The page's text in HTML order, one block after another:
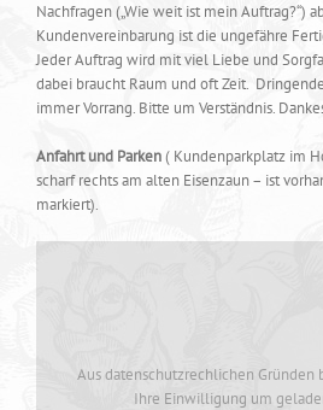
Nachfragen („Wie weit ist mein Auftrag?“)
Kundenvereinbarung ist die ungefähre
Jeder Auftrag wird mit viel Liebe und
dabei braucht Raum und oft Zeit.
immer Vorrang. Bitte um Verständnis.
Anfahrt und Parken( Kundenparkplatz im
scharf rechts am alten Eisenzaun – ist
markiert).
Aus datenschutzrechlichen Gründen
Ihre Einwilligung um